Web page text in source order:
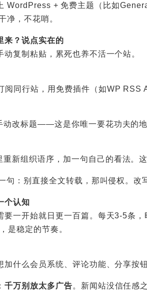
WordPress + 免费主题（比如
净，不花哨。
来？说点实在的
动复制粘贴，累死也养不活一个站。
阅同行站，用免费插件（如WP RSS
动改标题——这是你唯一要花功夫的地
重新组织语序，加一句自己的看法。
句：别直接全文转载，那叫侵权。改
个认知
要一开始就日更一百篇。每天3-5条
是稳定的节奏。
加什么会员系统、评论功能、分享
千万别放太多广告。新闻站没信任感